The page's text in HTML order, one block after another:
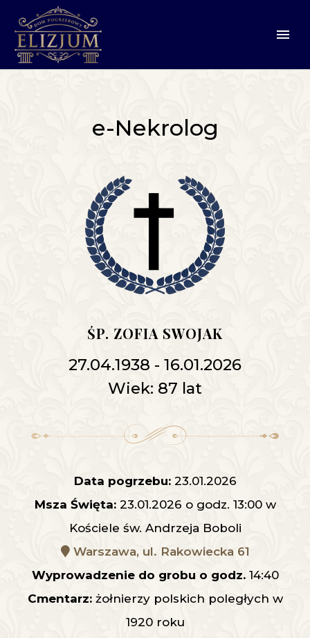
e-Nekrolog
ŚP. ZOFIA SWOJAK
27.04.1938 - 16.01.2026
Wiek: 87 lat
Data pogrzebu:23.01.2026
Msza Święta:23.01.2026 o godz. 13:00 w
Kościele św. Andrzeja Boboli
Warszawa, ul. Rakowiecka 61
Wyprowadzenie do grobu o godz.14:40
Cmentarz:żołnierzy polskich poległych w
1920 roku